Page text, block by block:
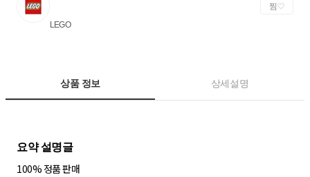
LEGO
찜
상품 정보 상세설명
요약 설명글
100% 정품 판매